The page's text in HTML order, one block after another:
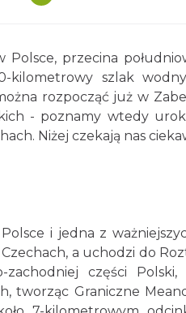
przecina
kilometrowy szlak
rozpocząć już w
- poznamy wtedy
Niżej czekają nas
i jedna z
a uchodzi do
części
tworząc Graniczne